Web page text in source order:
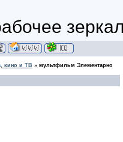
кино и ТВ » мультфильм Элементарно